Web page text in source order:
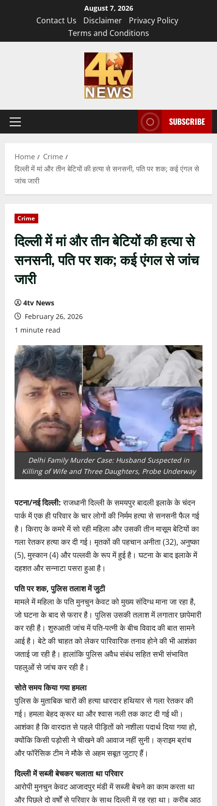
August 7, 2026
Contact Us Disclaimer
Privacy Policy
Terms and Conditions
Primary
SUBSCRIBE
Home
Crime
दिल्ली में मां और तीन बेटियों की हत्या से सनसनी, पति पर शक; कई एंगल से
जांच जारी
Crime
दिल्ली में मां और तीन बेटियों की हत्या से
सनसनी, पति पर शक; कई एंगल से जांच
जारी
4tv News
February 26, 2026
1 minute read
Delhi Family Murder Case: Husband Suspected in
Killing of Wife and Three Daughters, Probe Underway
पटना/नई दिल्ली:राजधानी दिल्ली के समयपुर बादली इलाके के चंदन
पार्क में एक ही परिवार के चार लोगों की निर्मम हत्या से सनसनी फैल गई
है। किराए के कमरे में सो रही महिला और उसकी तीन मासूम बेटियों का
गला रेतकर हत्या कर दी गई। मृतकों की पहचान अनीता (32), अनुष्का
(5), मुस्कान (4) और पल्लवी के रूप में हुई है। घटना के बाद इलाके में
दहशत और सन्नाटा पसरा हुआ है।
पति पर शक, पुलिस तलाश में जुटी
मामले में महिला के पति मुनचुन केवट को मुख्य संदिग्ध माना जा रहा है,
जो घटना के बाद से फरार है। पुलिस उसकी तलाश में लगातार छापेमारी
कर रही है। शुरुआती जांच में पति-पत्नी के बीच विवाद की बात सामने
आई है। बेटे की चाहत को लेकर पारिवारिक तनाव होने की भी आशंका
जताई जा रही है। हालांकि पुलिस अवैध संबंध सहित सभी संभावित
पहलुओं से जांच कर रही है।
सोते समय किया गया हमला
पुलिस के मुताबिक चारों की हत्या धारदार हथियार से गला रेतकर की
गई। हमला बेहद क्रूर था और श्वास नली तक काट दी गई थी।
आशंका है कि वारदात से पहले पीड़ितों को नशीला पदार्थ दिया गया हो,
क्योंकि किसी पड़ोसी ने चीखने की आवाज नहीं सुनी। क्राइम ब्रांच
और फॉरेंसिक टीम ने मौके से अहम सबूत जुटाए हैं।
दिल्ली में सब्जी बेचकर चलाता था परिवार
आरोपी मुनचुन केवट आजादपुर मंडी में सब्जी बेचने का काम करता था
और पिछले दो वर्षों से परिवार के साथ दिल्ली में रह रहा था। करीब आठ